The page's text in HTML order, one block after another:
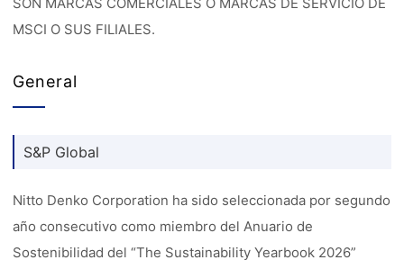
MSCI O SUS FILIALES.
General
S&P Global
Nitto Denko Corporation ha sido seleccionada por segundo
año consecutivo como miembro del Anuario de
Sostenibilidad del “The Sustainability Yearbook 2026”